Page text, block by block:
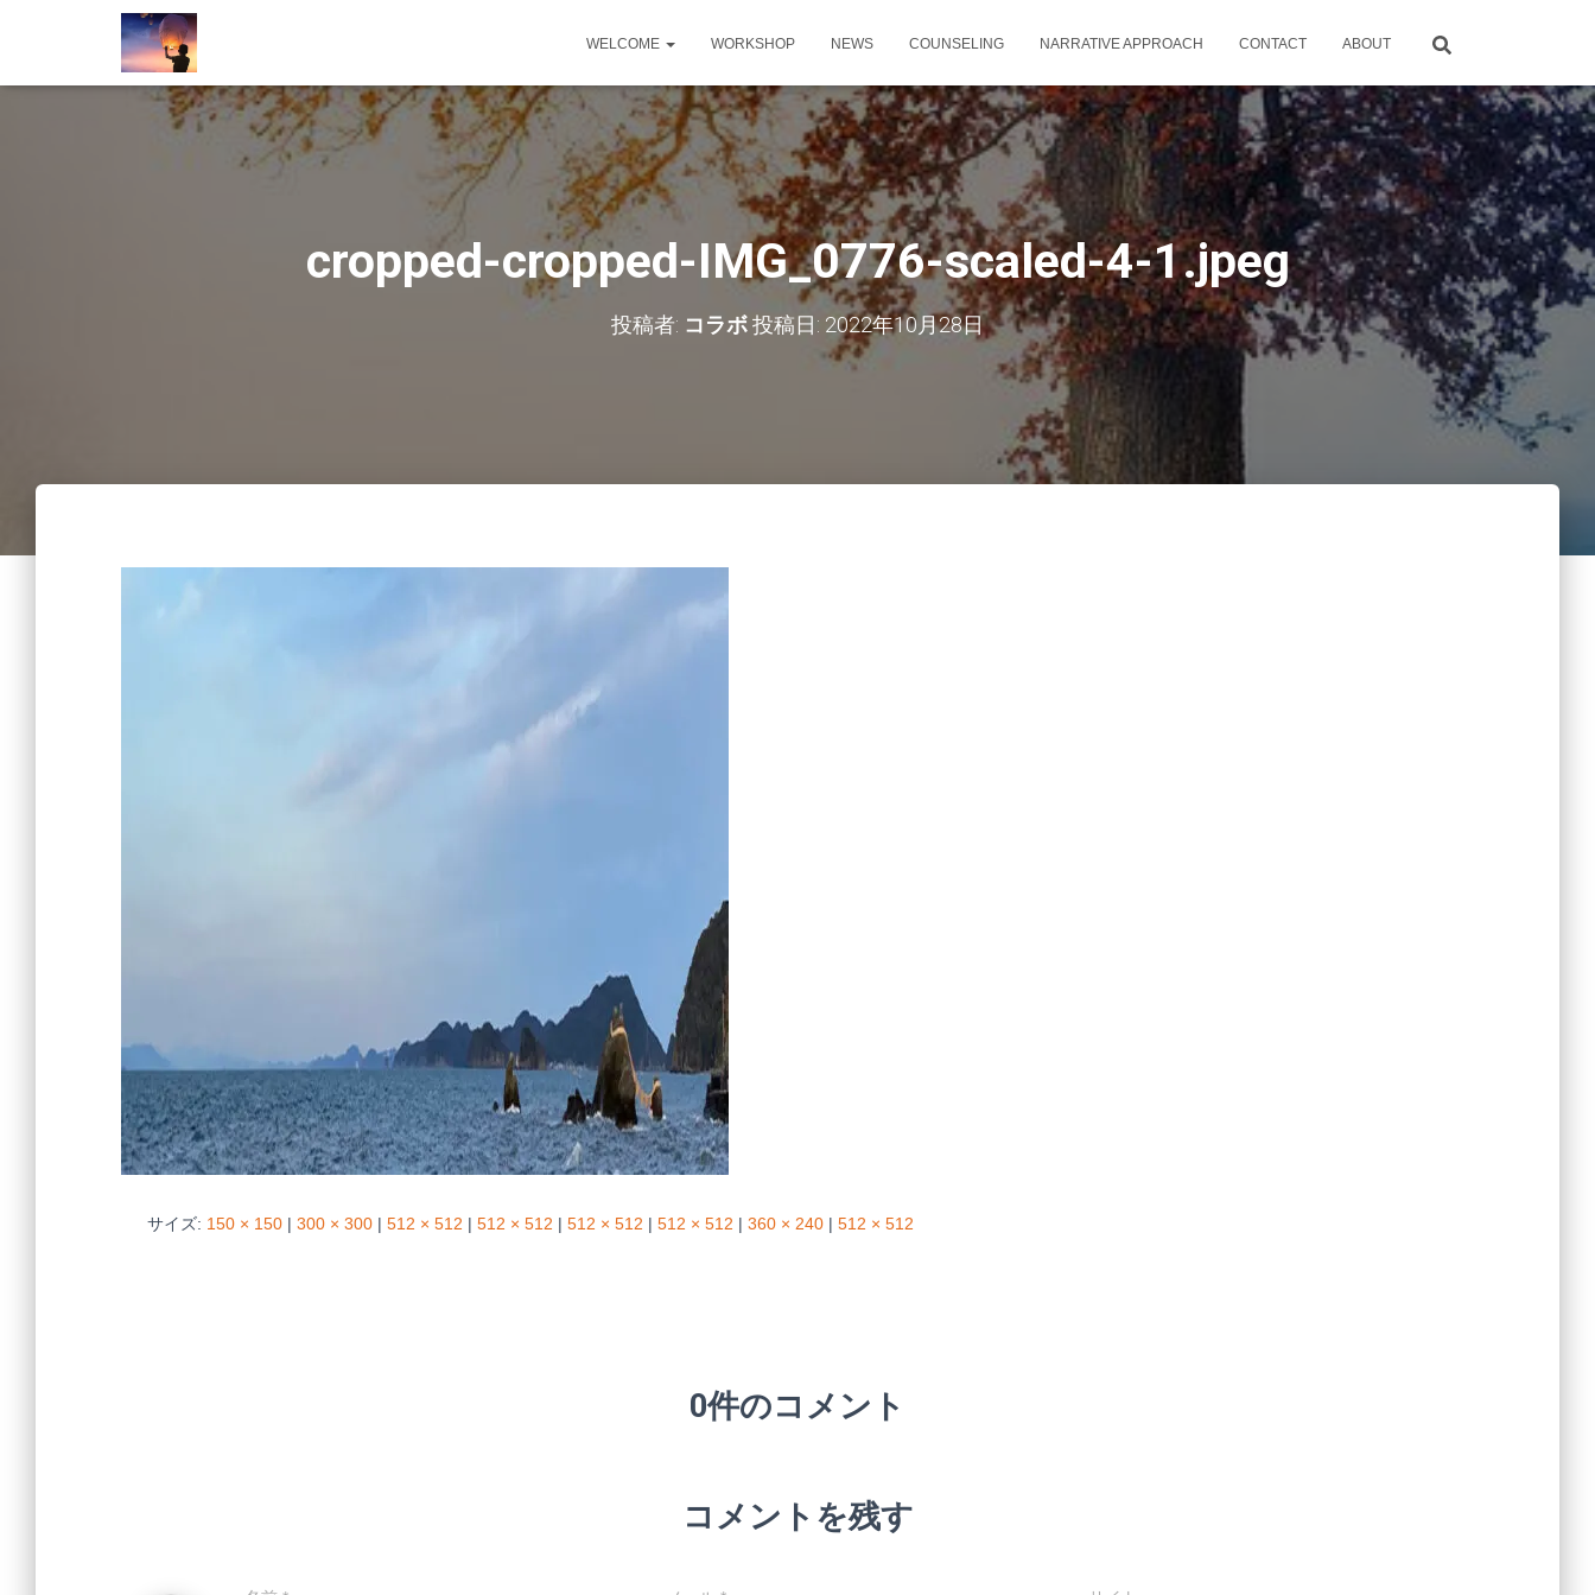
WELCOME WORKSHOP NEWS COUNSELING NARRATIVE APPROACH CONTACT ABOUT
cropped-cropped-IMG_0776-scaled-4-1.jpeg
投稿者: コラボ投稿日: 2022年10月28日
サイズ: 150 × 150 | 300 × 300 | 512 × 512 | 512 × 512 | 512 × 512 | 512 × 512 | 360 × 240 | 512 × 512
0件のコメント
コメントを残す